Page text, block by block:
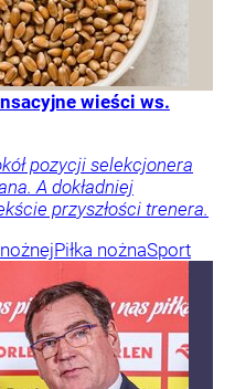
wieści ws.
pozycji selekcjonera
A dokładniej
przyszłości trenera.
Piłka nożnaSport